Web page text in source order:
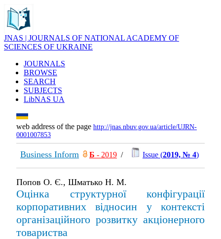
JNAS | JOURNALS OF NATIONAL ACADEMY OF
SCIENCES OF UKRAINE
JOURNALS
BROWSE
SEARCH
SUBJECTS
LibNAS UA
web address of the page http://jnas.nbuv.gov.ua/article/UJRN-
0001007853
Business Inform Б - 2019 / Issue (2019, № 4)
Попов О. Є., Шматько Н. М.
Оцінка структурної конфігурації
корпоративних відносин у контексті
організаційного розвитку акціонерного
товариства